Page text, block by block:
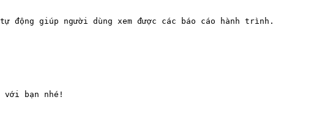
động giúp người dùng xem được các báo cáo hành trình.